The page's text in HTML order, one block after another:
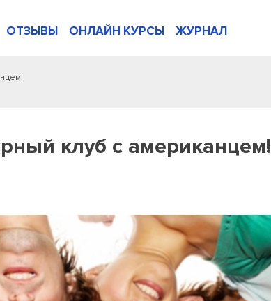
ОТЗЫВЫ ОНЛАЙН КУРСЫ ЖУРНАЛ
клуб с американцем!